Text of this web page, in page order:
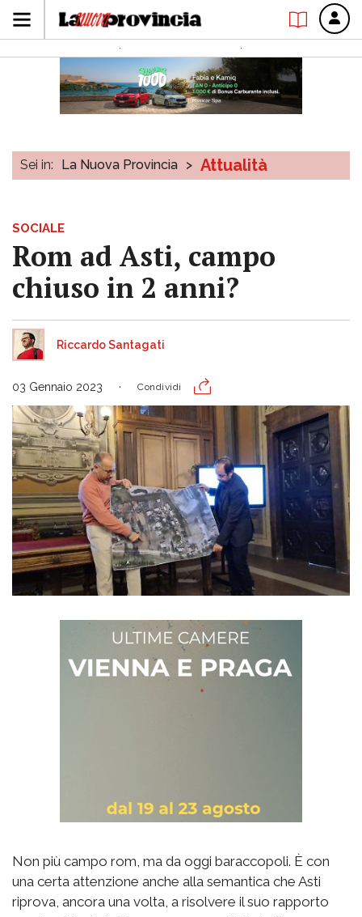
Sei in: La Nuova Provincia > Attualità
SOCIALE
Rom ad Asti, campo
chiuso in 2 anni?
Riccardo Santagati
03 Gennaio 2023 Condividi
Non più campo rom, ma da oggi baraccopoli. È con
una certa attenzione anche alla semantica che Asti
riprova, ancora una volta, a risolvere il suo rapporto